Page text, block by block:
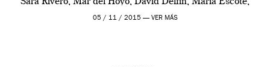
Sara Rivero, Mar del Hoyo, David Delfin, Maria Escoté,
Carlos Diez Diez, Maria Forqué, […]
05 / 11 / 2015 — VER MÁS